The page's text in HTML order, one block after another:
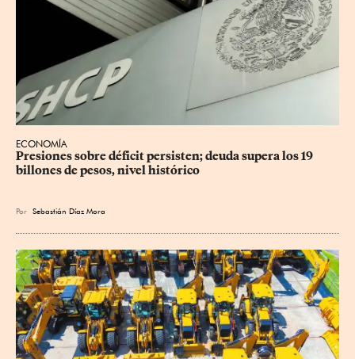
ECONOMÍA
Presiones sobre déficit persisten; deuda supera los 19
billones de pesos, nivel histórico
Por Sebastián Díaz Mora